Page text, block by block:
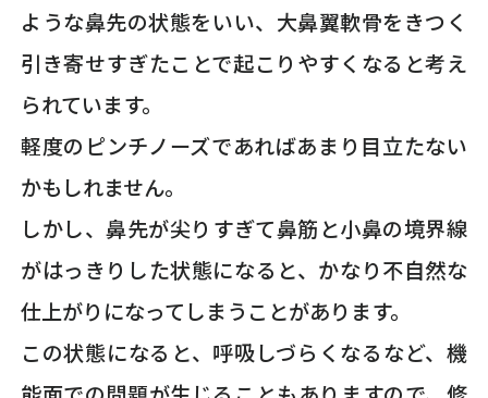
ような鼻先の状態をいい、大鼻翼軟骨をきつく
引き寄せすぎたことで起こりやすくなると考え
られています。
軽度のピンチノーズであればあまり目立たない
かもしれません。
しかし、鼻先が尖りすぎて鼻筋と小鼻の境界線
がはっきりした状態になると、かなり不自然な
仕上がりになってしまうことがあります。
この状態になると、呼吸しづらくなるなど、機